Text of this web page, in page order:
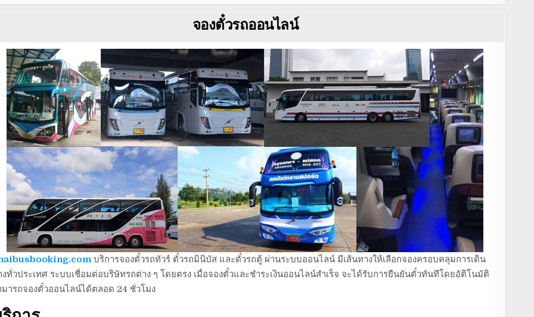
จองตั๋วรถออนไลน์
บริการจองตั๋วรถทัวร์ ตั๋วรถมินิบัส และตั๋วรถตู้ ผ่านระบบออนไลน์ มีเส้นทางให้เลือกจองครอบคลุมการเดิน
งทั่วประเทศ ระบบเชื่อมต่อบริษัทรถต่าง ๆ โดยตรง เมื่อจองตั๋วและชำระเงินออนไลน์สำเร็จ จะได้รับการยืนยันตั๋วทันทีโดยอัติโนมัติ
มารถจองตั๋วออนไลน์ได้ตลอด 24 ชั่วโมง